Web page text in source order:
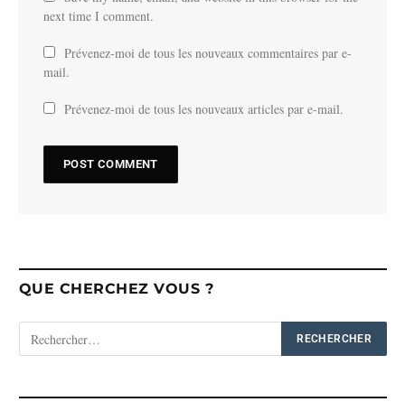
next time I comment.
Prévenez-moi de tous les nouveaux commentaires par e-
mail.
Prévenez-moi de tous les nouveaux articles par e-mail.
QUE CHERCHEZ VOUS ?